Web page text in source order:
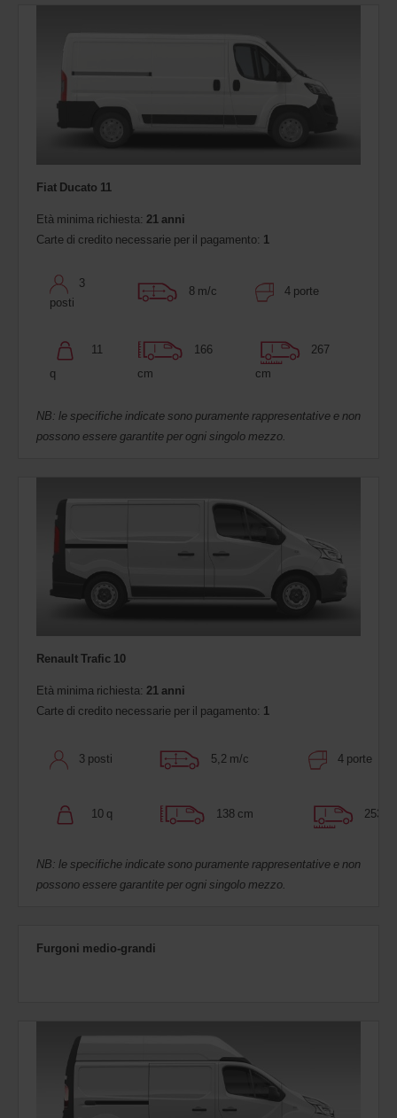
Fiat Ducato 11
Età minima richiesta: 21 anni
Carte di credito necessarie per il pagamento: 1
3
posti
8 m/c 4 porte
11
q
166
cm
267
cm
NB: le specifiche indicate sono puramente rappresentative e non
possono essere garantite per ogni singolo mezzo.
Renault Trafic 10
Età minima richiesta: 21 anni
Carte di credito necessarie per il pagamento: 1
3 posti 5,2 m/c 4 porte
10 q 138 cm 253
NB: le specifiche indicate sono puramente rappresentative e non
possono essere garantite per ogni singolo mezzo.
Furgoni medio-grandi